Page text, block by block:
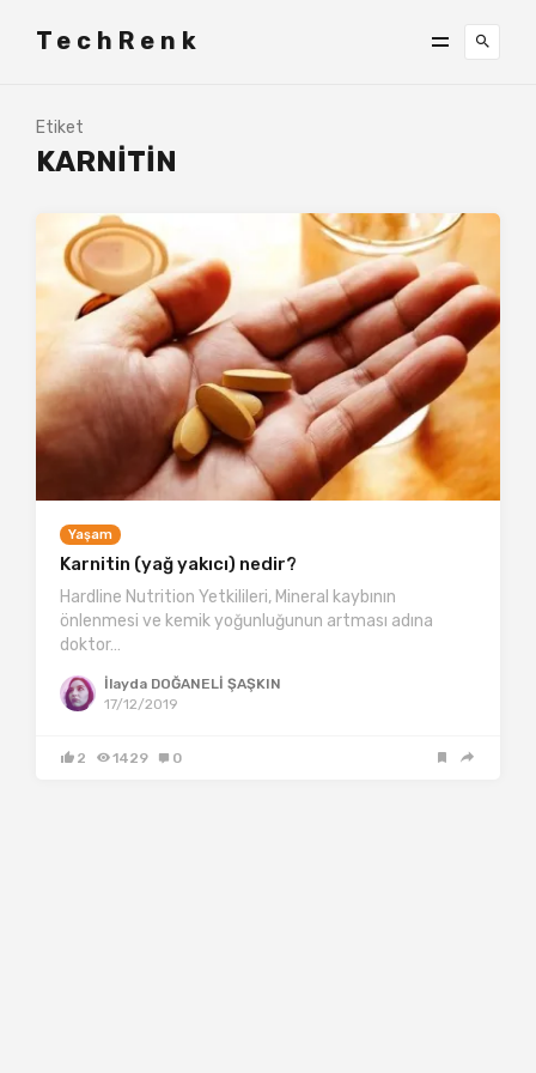
TechRenk
Etiket
KARNITIN
Yaşam
Karnitin (yağ yakıcı) nedir?
Hardline Nutrition Yetkilileri, Mineral kaybının
önlenmesi ve kemik yoğunluğunun artması adına
doktor…
İlayda DOĞANELİ ŞAŞKIN
17/12/2019
2 1429 0